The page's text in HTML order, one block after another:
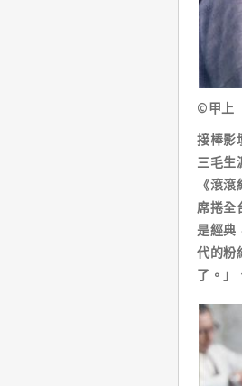
©甲上
接棒影
三毛生
《滾
席捲全
是經典
代的粉
了。」